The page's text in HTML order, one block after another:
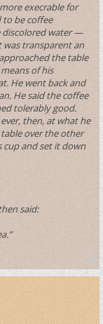
execrable for
to be coffee
discolored water —
was transparent an
the table
of his
He went back and
He said the coffee
tolerably good.
then, at what he
over the other
cup and set it down
said:
T
o
p